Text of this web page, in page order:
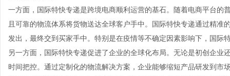
一方面，国际特快专递是跨境电商顺利运营的基石。随着电商平台的
且可靠的物流体系将货物送达全球客户手中。国际特快专递通过精
发出，最终交到买家手中。特别是在疫情等不确定因素影响下，国
另一方面，国际特快专递促进了企业的全球化布局。无论是初创企
时间把控。通过定制化的物流解决方案，企业能够缩短产品研发到